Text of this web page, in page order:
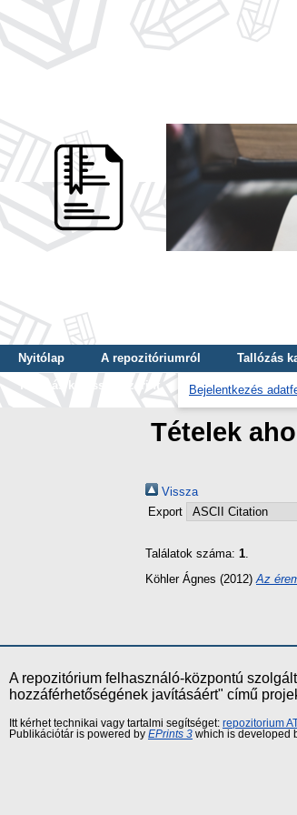
Nyitólap A repozitóriumról Tallózás
Tallózás kulcsszó szerint
Bejelentkezés
Tételek
Vissza
Export
Találatok száma: 1.
Köhler Ágnes (2012) Az
A repozitórium felhasználó-központú
hozzáférhetőségének javításáért" című
Itt kérhet technikai vagy tartalmi segítséget: repozitorium
Publikációtár is powered by EPrints 3 which is developed